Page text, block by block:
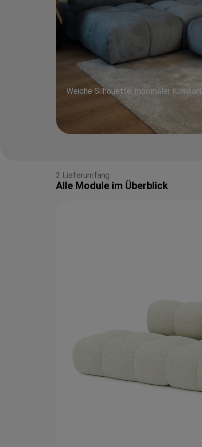
Weiche Silhouette, maximaler Komfort.
2 Lieferumfang
Alle Module im Überblick